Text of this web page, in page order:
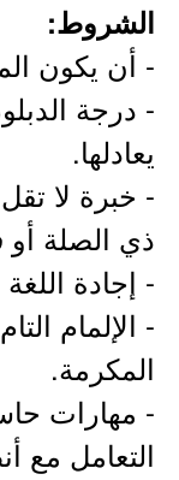
الشروط:
- أن يكون
- درجة
يعادلها.
- خبرة لا
ذي الصلة أو
- إجادة اللغة
- الإلمام
المكرمة.
- مهارات
التعامل مع